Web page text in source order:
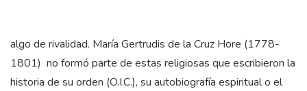
algo de rivalidad. María Gertrudis de la Cruz Hore (1778-
1801) no formó parte de estas religiosas que escribieron la
historia de su orden (O.I.C.), su autobiografía espiritual o el